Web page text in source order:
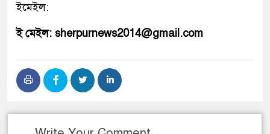
ইমেইল:
ই মেইল: sherpurnews2014@gmail.com